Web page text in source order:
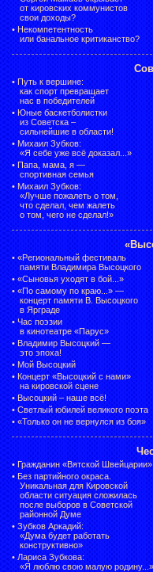
от кировских коммунистов
свои доходы?
• Некомпетентность
или банальное критиканство?
• Путь к вершине:
как спорт превращает
нас в победителей
• Юные баскетболистки
из Советска –
сильнейшие в области!
• Михаил Зубков:
«Я себе уже всё доказал...»
• Папа, мама, я —
спортивная семья
• Михаил Зубков:
«Лучше пожалеть о том,
что сделал, чем жалеть
о том, чего не сделал!»
• «Региональный фестиваль
памяти Владимира Высоцкого
• «Сыновья уходят в бой...»
• «По самому по краю...» —
концерт памяти В. Высоцкого
в Ярграде
• Час поэзии
в кинотеатре «Парус»
• Владимир Высоцкий —
это эпоха!
• Мой Высоцкий
• Концерт «Высоцкий с нами»
на кировской сцене
• Высоцкий – наше всё!
• Светлый юбилей великого поэта
• «Только он не вернулся из боя»
• Гражданин «Вятской Швейцарии»
• Без партийного окраса.
Уникальная для Кировской
области ситуация сложилась
после выборов в Советской
районной Думе
• Зубков Аркадий:
«Дума будет работать
конструктивно»
• Лариса Зубкова:
«Я люблю свою малую родину...»